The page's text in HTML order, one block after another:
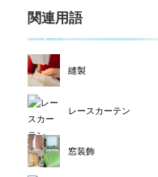
関連用語
縫製
レースカーテン
窓装飾